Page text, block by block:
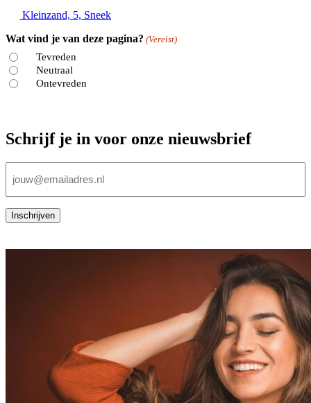
Kleinzand, 5, Sneek
Wat vind je van deze pagina? (Vereist)
Tevreden
Neutraal
Ontevreden
Schrijf je in voor onze nieuwsbrief
mailadres
Inschrijven